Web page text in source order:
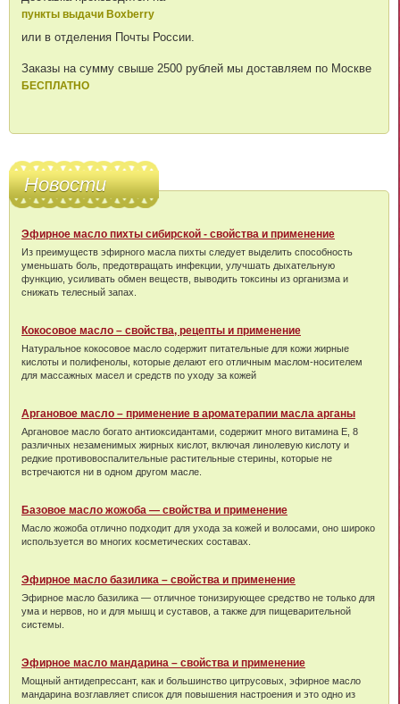
пункты выдачи Boxberry
или в отделения Почты России.
Заказы на сумму свыше 2500 рублей мы доставляем по Москве
БЕСПЛАТНО
Новости
Эфирное масло пихты сибирской - свойства и применение
Из преимуществ эфирного масла пихты следует выделить способность
уменьшать боль, предотвращать инфекции, улучшать дыхательную
функцию, усиливать обмен веществ, выводить токсины из организма и
снижать телесный запах.
Кокосовое масло – свойства, рецепты и применение
Натуральное кокосовое масло содержит питательные для кожи жирные
кислоты и полифенолы, которые делают его отличным маслом-носителем
для массажных масел и средств по уходу за кожей
Аргановое масло – применение в ароматерапии масла арганы
Аргановое масло богато антиоксидантами, содержит много витамина Е, 8
различных незаменимых жирных кислот, включая линолевую кислоту и
редкие противовоспалительные растительные стерины, которые не
встречаются ни в одном другом масле.
Базовое масло жожоба — свойства и применение
Масло жожоба отлично подходит для ухода за кожей и волосами, оно широко
используется во многих косметических составах.
Эфирное масло базилика – свойства и применение
Эфирное масло базилика — отличное тонизирующее средство не только для
ума и нервов, но и для мышц и суставов, а также для пищеварительной
системы.
Эфирное масло мандарина – свойства и применение
Мощный антидепрессант, как и большинство цитрусовых, эфирное масло
мандарина возглавляет список для повышения настроения и это одно из